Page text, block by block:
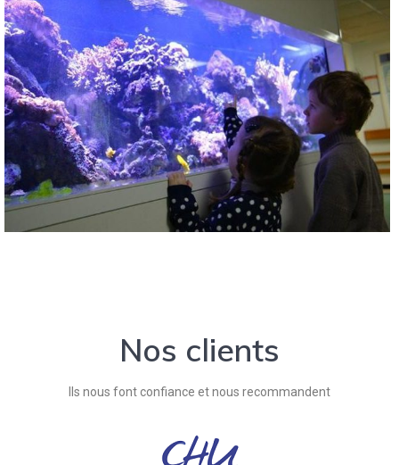
Nos clients
Ils nous font confiance et nous recommandent